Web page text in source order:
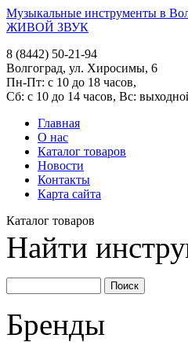
Музыкальные инструменты в
ЖИВОЙ ЗВУК
8 (8442) 50-21-94
Волгоград, ул. Хиросимы, 6
Пн-Пт: с 10 до 18 часов,
Сб: с 10 до 14 часов, Вс:
Главная
О нас
Каталог товаров
Новости
Контакты
Карта сайта
Каталог товаров
Найти
Бренды